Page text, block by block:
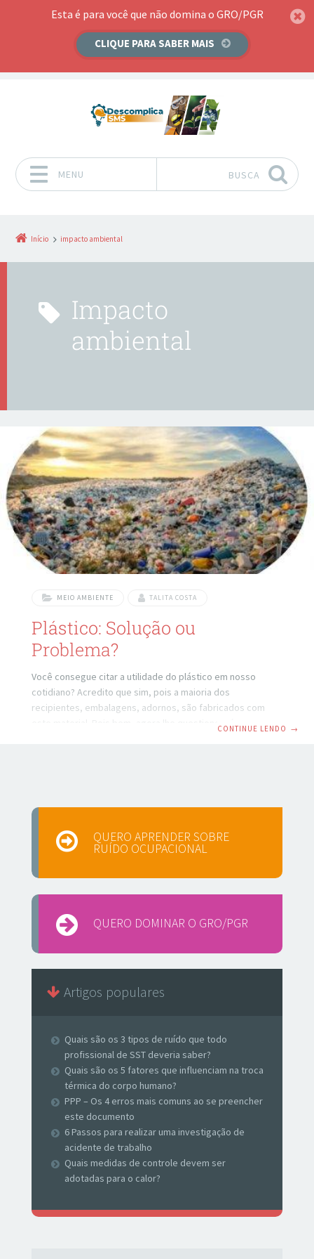
Esta é para você que não domina o GRO/PGR
CLIQUE PARA SABER MAIS
MENU BUSCA
Início impacto ambiental
impacto
ambiental
MEIO AMBIENTE TALITA COSTA
Plástico: Solução ou
Problema?
Você consegue citar a utilidade do plástico em nosso
cotidiano? Acredito que sim, pois a maioria dos
recipientes, embalagens, adornos, são fabricados com
rua. Levando em consideração que
CONTINUE LENDO →
QUERO APRENDER SOBRE
RUÍDO OCUPACIONAL
QUERO DOMINAR O GRO/PGR
Artigos populares
Quais são os 3 tipos de ruído que todo
profissional de SST deveria saber?
Quais são os 5 fatores que influenciam na troca
térmica do corpo humano?
PPP – Os 4 erros mais comuns ao se preencher
este documento
6 Passos para realizar uma investigação de
acidente de trabalho
Quais medidas de controle devem ser
adotadas para o calor?